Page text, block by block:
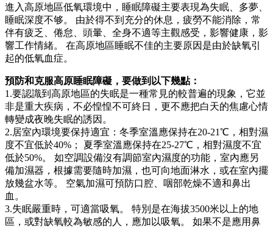
進入高原地區低氧環境中，睡眠障礙主要表現為失眠、多夢、
睡眠深度不够。 由於得不到充分的休息，疲勞不能消除，常
伴有疲乏、倦怠、頭暈、全身不適等主觀感受，影響健康，影
響工作情緒。 在高原地區睡眠不佳的主要原因是由於缺氧引
起的低氧血症。
預防和克服高原睡眠障礙，要做到以下幾點：
1.要認識到高原地區的失眠是一種常見的較普遍的現象，它並
非是重大疾病，不必惶惶不可終日，更不應把白天的焦慮心情
轉變成夜晚失眠的誘因。
2.居室內環境要保持適宜：冬季室溫應保持在20-21℃，相對濕
度不宜低於40%； 夏季室溫應保持在25-27℃，相對濕度不宜
低於50%。 如空調設備沒有調節室內濕度的功能，室內應另
備加濕器，根據需要隨時加濕，也可向地面淋水，或在室內擺
放幾盆水等。 空氣加濕可預防口腔、咽部乾燥不適和鼻出
血。
3.失眠嚴重時，可適當吸氧。 特別是在海拔3500米以上的地
區，或對缺氧較為敏感的人，應加以吸氧。 如果不是應用鼻